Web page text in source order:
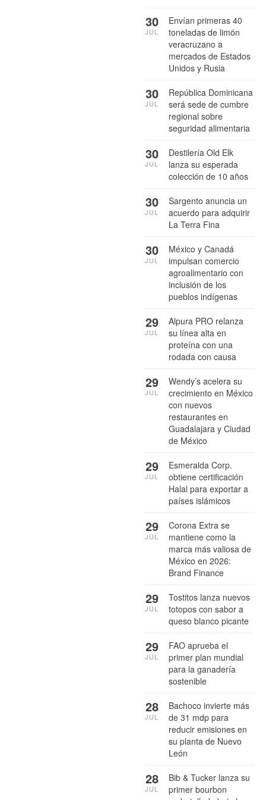
Envían primeras 40
toneladas de limón
veracruzano a
mercados de Estados
Unidos y Rusia
30
JUL
República Dominicana
será sede de cumbre
regional sobre
seguridad alimentaria
30
JUL
Destilería Old Elk
lanza su esperada
colección de 10 años
30
JUL
Sargento anuncia un
acuerdo para adquirir
La Terra Fina
30
JUL
México y Canadá
impulsan comercio
agroalimentario con
inclusión de los
pueblos indígenas
30
JUL
Alpura PRO relanza
su línea alta en
proteína con una
rodada con causa
29
JUL
Wendy’s acelera su
crecimiento en México
con nuevos
restaurantes en
Guadalajara y Ciudad
de México
29
JUL
Esmeralda Corp.
obtiene certificación
Halal para exportar a
países islámicos
29
JUL
Corona Extra se
mantiene como la
marca más valiosa de
México en 2026:
Brand Finance
29
JUL
Tostitos lanza nuevos
totopos con sabor a
queso blanco picante
29
JUL
FAO aprueba el
primer plan mundial
para la ganadería
sostenible
29
JUL
Bachoco invierte más
de 31 mdp para
reducir emisiones en
su planta de Nuevo
León
28
JUL
Bib & Tucker lanza su
primer bourbon
28
JUL